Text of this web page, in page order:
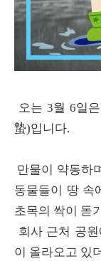
오는 3월 6일
蟄)입니다.
만물이 약동하
동물들이 땅 속
초목의 싹이 돋
회사 근처 공
이 올라오고 있